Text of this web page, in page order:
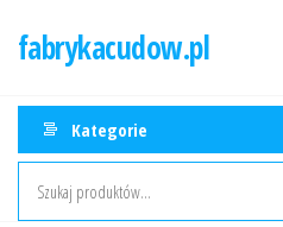
fabrykacudow.pl
Kategorie